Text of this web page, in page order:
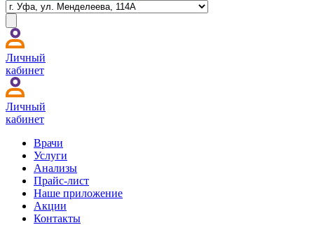
Личный
кабинет
Личный
кабинет
Врачи
Услуги
Анализы
Прайс-лист
Наше приложение
Акции
Контакты